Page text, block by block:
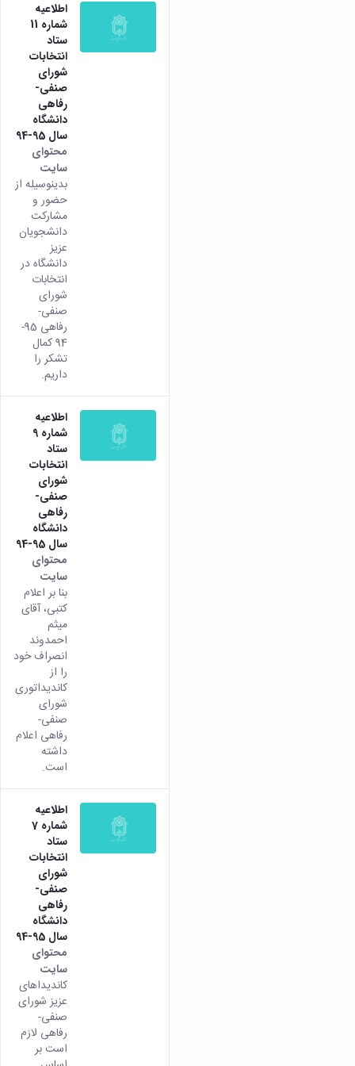
اطلاعیه
شماره 11
ستاد
انتخابات
شورای
صنفی-
رفاهی
دانشگاه
سال 95-94
محتوای
سایت
بدینوسیله از
حضور و
مشارکت
دانشجویان
عزیز
دانشگاه در
انتخابات
شورای
صنفی-
رفاهی 95-
94 کمال
تشکر را
داریم.
اطلاعیه
شماره 9
ستاد
انتخابات
شورای
صنفی-
رفاهی
دانشگاه
سال 95-94
محتوای
سایت
بنا بر اعلام
کتبی، آقای
میثم
احمدوند
انصراف خود
را از
کاندیداتوری
شورای
صنفی-
رفاهی اعلام
داشته
است.
اطلاعیه
شماره 7
ستاد
انتخابات
شورای
صنفی-
رفاهی
دانشگاه
سال 95-94
محتوای
سایت
کاندیداهای
عزیز شورای
صنفی-
رفاهی لازم
است بر